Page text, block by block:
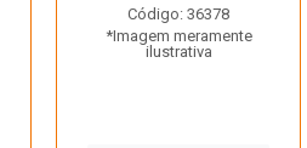
Código: 36378
*Imagem meramente
ilustrativa